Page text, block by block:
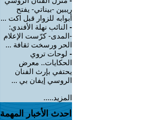
ريبين -بيناتي- يفتح
أبوابه للزوار قبل اكت ...
- النائب نهلة الأفندي:
-المدى- كرّست الإعلام
الحر ورسخت ثقافة ...
- لوحات تروي
الحكايات.. معرض
يحتفي بإرث الفنان
الروسي إيفان بي ...
المزيد.....
احدث الأخبار المهمة